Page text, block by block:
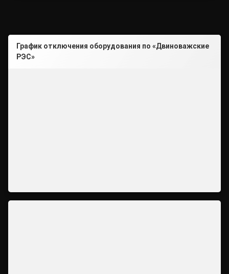
График отключения оборудования по «Двиноважские
РЭС»